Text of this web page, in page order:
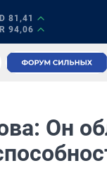
81,41
94,06
Он